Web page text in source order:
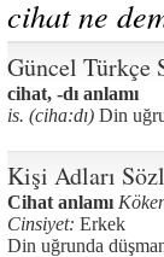
cihat ne
Güncel Türkçe
cihat, -dı anlamı
is. (ciha:dı) Din
Kişi Adları
Cihat anlamı
Cinsiyet: Erkek
Din uğrunda